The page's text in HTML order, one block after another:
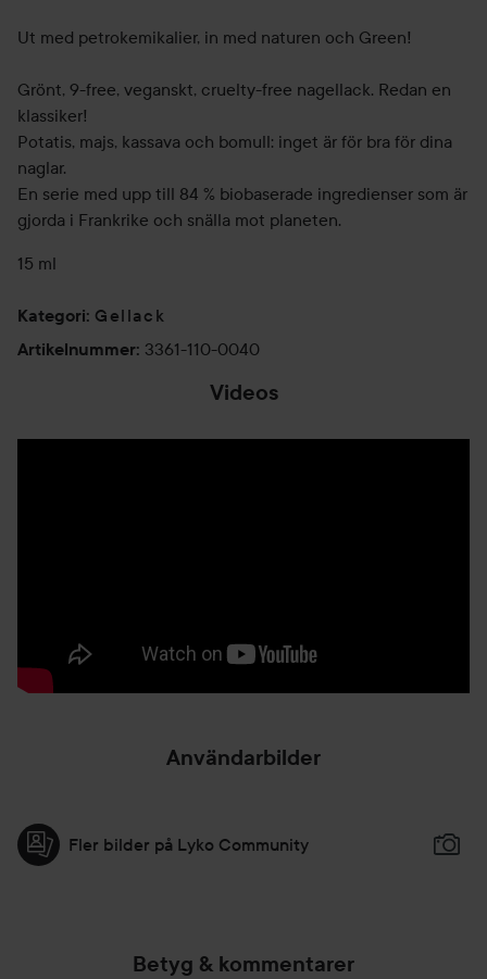
Ut med petrokemikalier, in med naturen och Green!
Grönt, 9-free, veganskt, cruelty-free nagellack. Redan en
klassiker!
Potatis, majs, kassava och bomull: inget är för bra för dina
naglar.
En serie med upp till 84 % biobaserade ingredienser som är
gjorda i Frankrike och snälla mot planeten.
15 ml
Kategori: Gellack
Artikelnummer: 3361-110-0040
Videos
Användarbilder
Fler bilder på Lyko Community
Betyg & kommentarer